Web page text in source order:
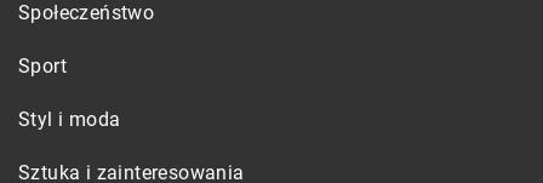
Społeczeństwo
Sport
Styl i moda
Sztuka i zainteresowania